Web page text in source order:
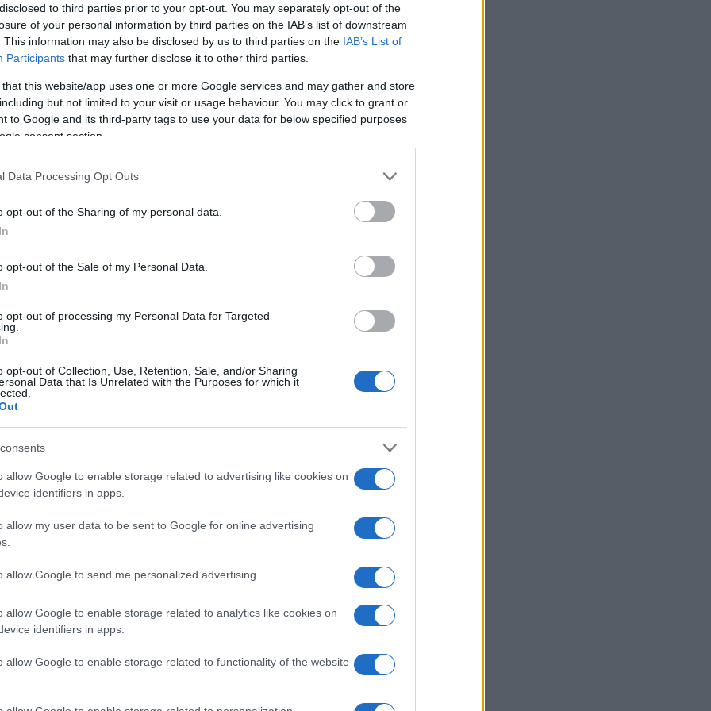
to third parties prior to your opt-out. You may separately opt-out of the
of your personal information by third parties on the IAB’s list of downstream
This information may also be disclosed by us to third parties on the IAB’s List of
Participants that may further disclose it to other third parties.
that this website/app uses one or more Google services and may gather and store
but not limited to your visit or usage behaviour. You may click to grant or
to Google and its third-party tags to use your data for below specified purposes
consent section.
Data Processing Opt Outs
opt-out of the Sharing of my personal data.
opt-out of the Sale of my Personal Data.
opt-out of processing my Personal Data for Targeted
opt-out of Collection, Use, Retention, Sale, and/or Sharing
Data that Is Unrelated with the Purposes for which it
allow Google to enable storage related to advertising like cookies on
identifiers in apps.
allow my user data to be sent to Google for online advertising
allow Google to send me personalized advertising.
allow Google to enable storage related to analytics like cookies on
identifiers in apps.
allow Google to enable storage related to functionality of the website
podiraliGuinnessov rekord v največjem številu
Na Golici– na diatonične, klavirske in kromatične
rekord – v kitajskem Tachengu se je zbralo in skupaj zaigralo
se na spletni strani https://vistarekord.si/
Preizkusi zdaj
uglasitvi. Skladbo bodo ponovili trikrat.